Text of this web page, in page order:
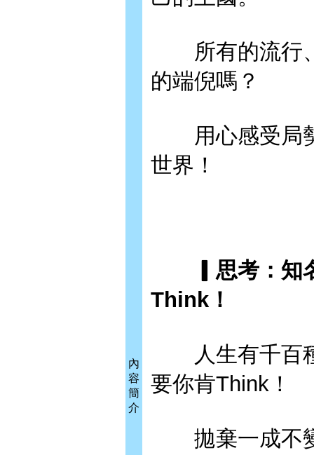
內
容
簡
介
所有的流行、
的端倪嗎？
用心感受局勢
世界！
▎思考：知名
Think！
人生有千百種
要你肯Think！
拋棄一成不變